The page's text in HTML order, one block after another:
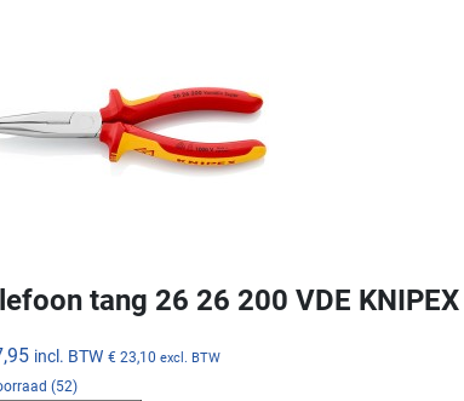
tang 26 26 200 VDE KNIPEX
incl. BTW € 23,10 excl. BTW
(52)